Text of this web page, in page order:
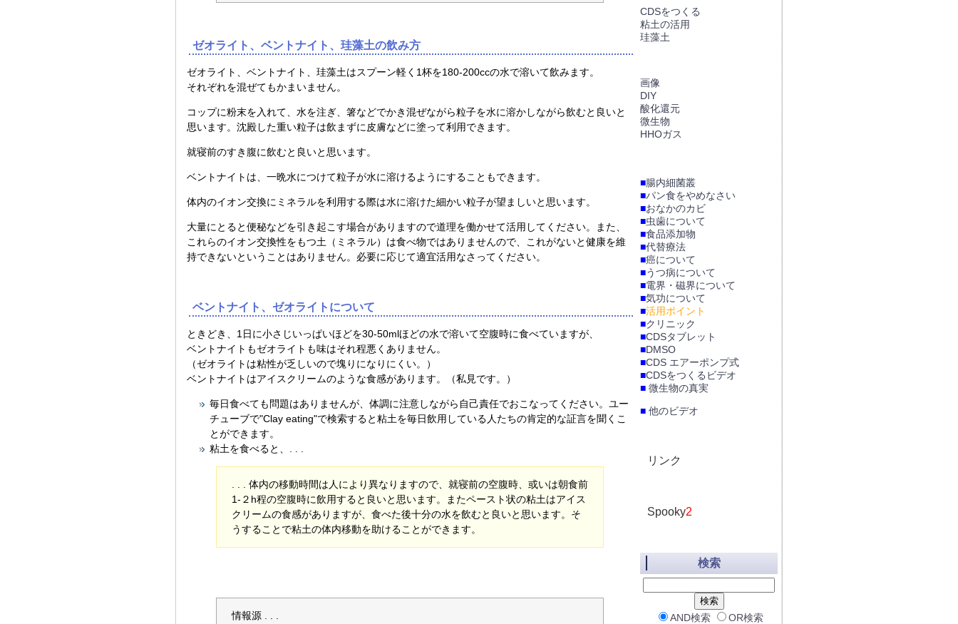
ゼオライト、ベントナイト、珪藻土の飲み方
ゼオライト、ベントナイト、珪藻土はスプーン軽く1杯を180-200ccの水で溶いて飲みます。
それぞれを混ぜてもかまいません。
コップに粉末を入れて、水を注ぎ、箸などでかき混ぜながら粒子を水に溶かしながら飲むと良いと
思います。沈殿した重い粒子は飲まずに皮膚などに塗って利用できます。
就寝前のすき腹に飲むと良いと思います。
ベントナイトは、一晩水につけて粒子が水に溶けるようにすることもできます。
体内のイオン交換にミネラルを利用する際は水に溶けた細かい粒子が望ましいと思います。
大量にとると便秘などを引き起こす場合がありますので道理を働かせて活用してください。また、
これらのイオン交換性をもつ土（ミネラル）は食べ物ではありませんので、これがないと健康を維
持できないということはありません。必要に応じて適宜活用なさってください。
ベントナイト、ゼオライトについて
ときどき、1日に小さじいっぱいほどを30-50mlほどの水で溶いて空腹時に食べていますが、
ベントナイトもゼオライトも味はそれ程悪くありません。
（ゼオライトは粘性が乏しいので塊りになりにくい。）
ベントナイトはアイスクリームのような食感があります。（私見です。）
毎日食べても問題はありませんが、体調に注意しながら自己責任でおこなってください。ユー
チューブで"Clay eating"で検索すると粘土を毎日飲用している人たちの肯定的な証言を聞くこ
とができます。
粘土を食べると、. . .
. . . 体内の移動時間は人により異なりますので、就寝前の空腹時、或いは朝食前
1-２h程の空腹時に飲用すると良いと思います。またペースト状の粘土はアイス
クリームの食感がありますが、食べた後十分の水を飲むと良いと思います。そ
うすることで粘土の体内移動を助けることができます。
情報源 . . .
CDSをつくる
粘土の活用
珪藻土
画像
DIY
酸化還元
微生物
HHOガス
■腸内細菌叢
■パン食をやめなさい
■おなかのカビ
■虫歯について
■食品添加物
■代替療法
■癌について
■うつ病について
■電界・磁界について
■気功について
■活用ポイント
■クリニック
■CDSタブレット
■DMSO
■CDS エアーポンプ式
■CDSをつくるビデオ
■ 微生物の真実
■ 他のビデオ
リンク
Spooky2
検索
AND検索 OR検索